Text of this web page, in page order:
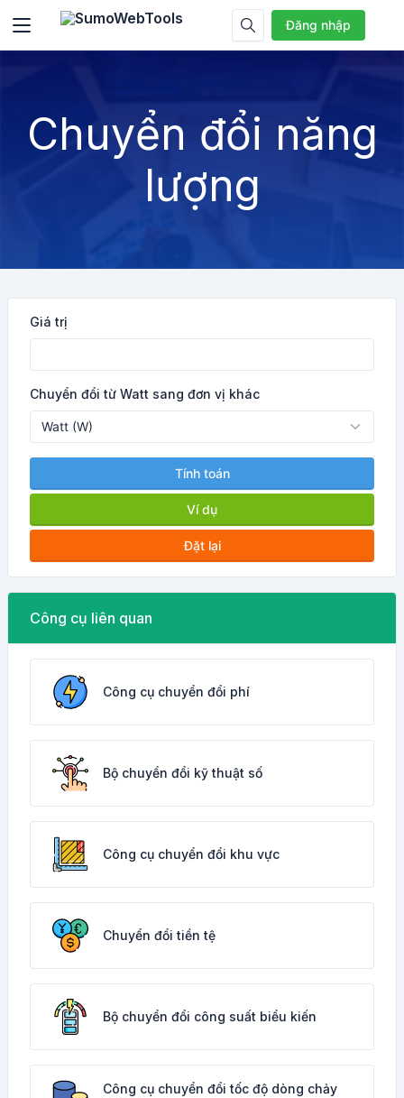
Đăng nhập
Chuyển đổi năng
lượng
Giá trị
Chuyển đổi từ Watt sang đơn vị khác
Tính toán
Ví dụ
Đặt lại
Công cụ liên quan
Công cụ chuyển đổi phí
Bộ chuyển đổi kỹ thuật số
Công cụ chuyển đổi khu vực
Chuyển đổi tiền tệ
Bộ chuyển đổi công suất biểu kiến
Công cụ chuyển đổi tốc độ dòng chảy